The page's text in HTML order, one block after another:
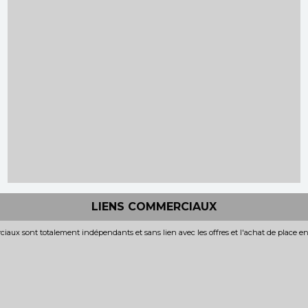
LIENS COMMERCIAUX
sont totalement indépendants et sans lien avec les offres et l'achat de place